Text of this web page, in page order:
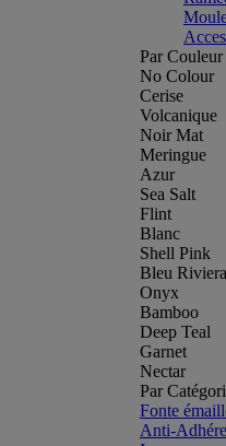
Par Couleur
No Colour
Cerise
Volcanique
Noir Mat
Meringue
Azur
Sea Salt
Flint
Blanc
Shell Pink
Bleu Riviera
Onyx
Bamboo
Deep Teal
Garnet
Nectar
Par
Fonte
Anti-